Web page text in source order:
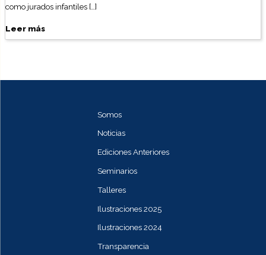
como jurados infantiles […]
Leer más
Somos
Noticias
Ediciones Anteriores
Seminarios
Talleres
Ilustraciones 2025
Ilustraciones 2024
Transparencia